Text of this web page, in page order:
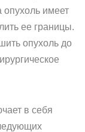
опухоль имеет
ее границы.
опухоль до
в себя